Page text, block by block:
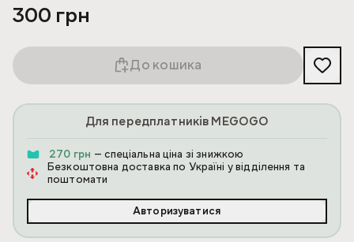
300 грн
До кошика
Для передплатників MEGOGO
270 грн — спеціальна ціна зі знижкою
Безкоштовна доставка по Україні у відділення та
поштомати
Авторизуватися